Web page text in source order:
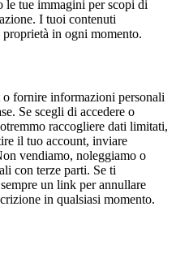
le tue immagini per scopi di
I tuoi contenuti
in ogni momento.
o fornire informazioni personali
Se scegli di accedere o
raccogliere dati limitati,
il tuo account, inviare
vendiamo, noleggiamo o
con terze parti. Se ti
un link per annullare
in qualsiasi momento.